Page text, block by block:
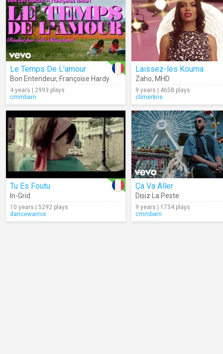
Le Temps De L'amour
Bon Entendeur, Françoise Hardy
4 years | 2993 plays
cmmbarn
Laissez-les Kouma
Zaho, MHD
9 years | 4658 plays
climerkris
Tu Es Foutu
In-Grid
10 years | 5292 plays
dancewarrior
Ça Va Aller
Disiz La Peste
9 years | 1734 plays
cmmbarn